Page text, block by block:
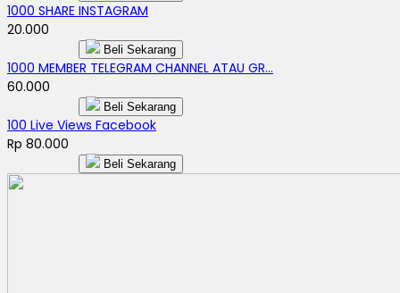
1000 SHARE INSTAGRAM
20.000
Beli Sekarang
1000 MEMBER TELEGRAM CHANNEL ATAU GR...
60.000
Beli Sekarang
100 Live Views Facebook
Rp 80.000
Beli Sekarang